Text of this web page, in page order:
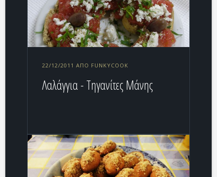
22/12/2011 ΑΠΌ FUNKYCOOK
Λαλάγγια - Τηγανίτες Μάνης